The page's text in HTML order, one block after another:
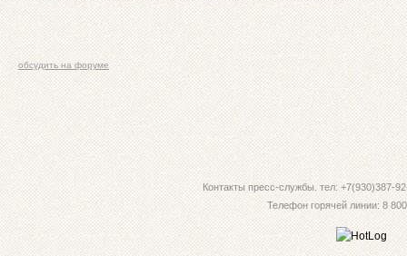
обсудить на форуме
Контакты пресс-службы. тел: +7(930)387-
Телефон горячей линии: 8